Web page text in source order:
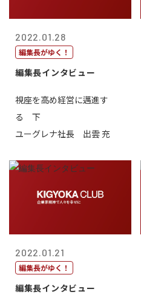
2022.01.28
編集長がゆく！
編集長インタビュー
視座を高め経営に邁進す
る 下
ユーグレナ社長 出雲 充
2022.01.21
編集長がゆく！
編集長インタビュー